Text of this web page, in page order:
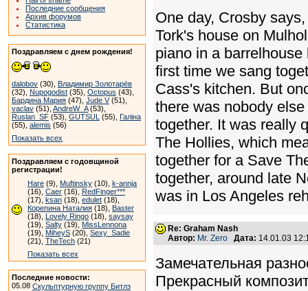
Последние сообщения
Архив форумов
Статистика
Поздравляем с днем рождения!
dalobov (30), Владимир Золотарёв
(32), Nupogodist (35), Octopus (43),
Бардина Мария (47), Jude V(51),
vaclav (51), AndreW_A(53),
Ruslan_SF (53), GUTSUL (55), Галіна
(55), alemis (56)
Показать всех
Поздравляем с годовщиной
регистрации!
Hare (9), Muftinsky (10), k-annja
(16), Caer (16), RedFinger***
(17), ksan (18), edulet (18),
Корепина Наталия (18), Baster
(18), Lovely Ringo (18), saysay
(19), Salty (19), MissLennona
(19), MiheyS (20), Sexy_Sadie
(21), TheTech (21)
Показать всех
Последние новости:
05.08 Скульптурную группу Битлз
One day, Crosby
Tork's house on
piano in a
first time we sang
Cass's kitchen. But
there was nobody
together. It was really
The Hollies, which
together for a Save
together, around late
was in Los Angeles
Re: Graham Nash
Автор: Mr. Zero Дата: 14.01.03
Замечательная
Прекрасный